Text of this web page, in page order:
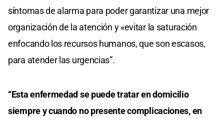
síntomas de alarma para poder garantizar una mejor
organización de la atención y «evitar la saturación
enfocando los recursos humanos, que son escasos,
para atender las urgencias”.
“Esta enfermedad se puede tratar en domicilio
siempre y cuando no presente complicaciones, en